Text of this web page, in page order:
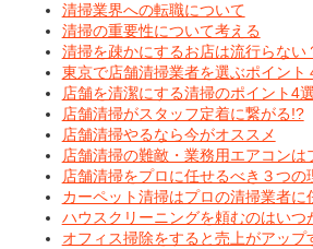
清掃業界への転職について
清掃の重要性について考える
清掃を疎かにするお店は流行らない
東京で店舗清掃業者を選ぶポイント
店舗を清潔にする清掃のポイント4選
店舗清掃がスタッフ定着に繋がる!?
店舗清掃やるなら今がオススメ
店舗清掃の難敵・業務用エアコンは
店舗清掃をプロに任せるべき３つの
カーペット清掃はプロの清掃業者に
ハウスクリーニングを頼むのはいつ
オフィス掃除をすると売上がアップ